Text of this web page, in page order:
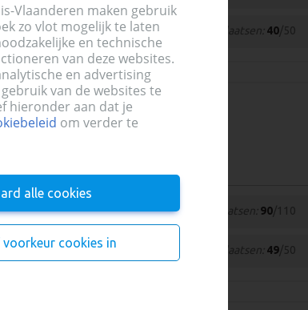
vrije plaatsen: 40/50
vrije plaatsen: 90/110
vrije plaatsen: 49/50
Vlaanderen maken gebruik
zo vlot mogelijk te laten
en technische
van deze websites.
en advertising
van de websites te
hieronder aan dat je
om verder te
alle cookies
voorkeur cookies in